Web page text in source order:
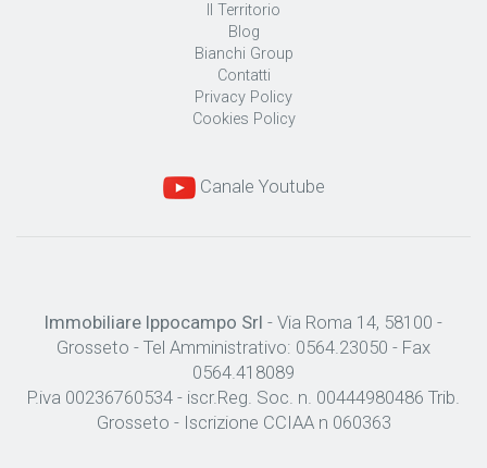
Il Territorio
Blog
Bianchi Group
Contatti
Privacy Policy
Cookies Policy
Canale Youtube
Immobiliare Ippocampo Srl - Via Roma 14, 58100 -
Grosseto - Tel Amministrativo: 0564.23050 - Fax
0564.418089
P.iva 00236760534 - iscr.Reg. Soc. n. 00444980486 Trib.
Grosseto - Iscrizione CCIAA n 060363